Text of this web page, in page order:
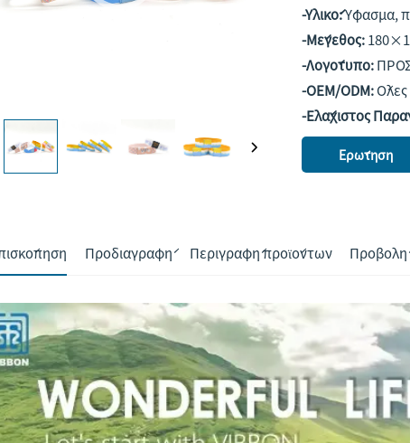
-Υλικό:Ύφασμα,
-Μέγεθος:
-Λογότυπο:
-OEM/ODM:Όλες
-Ελάχιστος
Ερώτηση
Προδιαγραφή Περιγραφή προϊόντων Προβολή